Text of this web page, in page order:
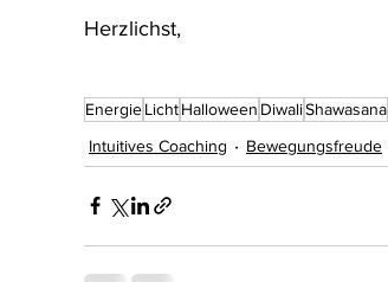
Herzlichst,
EnergieLichtHalloween DiwaliShawasana
Intuitives Coaching
Bewegungsfreude